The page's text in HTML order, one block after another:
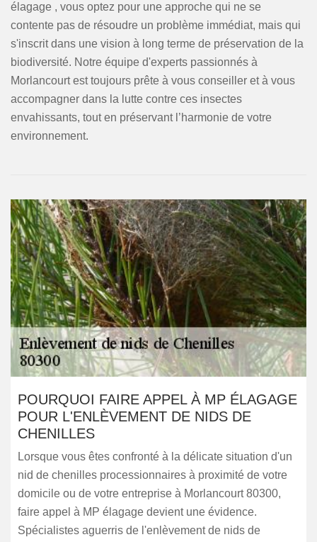
élagage , vous optez pour une approche qui ne se
contente pas de résoudre un problème immédiat, mais qui
s'inscrit dans une vision à long terme de préservation de la
biodiversité. Notre équipe d'experts passionnés à
Morlancourt est toujours prête à vous conseiller et à vous
accompagner dans la lutte contre ces insectes
envahissants, tout en préservant l’harmonie de votre
environnement.
POURQUOI FAIRE APPEL À MP ÉLAGAGE
POUR L'ENLÈVEMENT DE NIDS DE
CHENILLES
Lorsque vous êtes confronté à la délicate situation d'un
nid de chenilles processionnaires à proximité de votre
domicile ou de votre entreprise à Morlancourt 80300,
faire appel à MP élagage devient une évidence.
Spécialistes aguerris de l'enlèvement de nids de